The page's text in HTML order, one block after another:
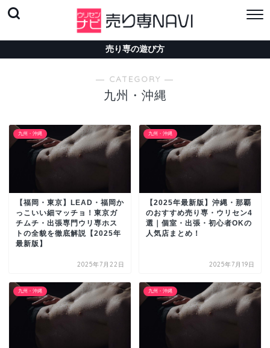
売り専の遊び方
― CATEGORY ―
九州・沖縄
九州・沖縄
【福岡・東京】LEAD・福岡か
っこいい細マッチョ！東京ガ
チムチ・出張専門ウリ専ホス
トの全貌を徹底解説【2025年
最新版】
2025年7月22日
九州・沖縄
【2025年最新版】沖縄・那覇
のおすすめ売り専・ウリセン4
選｜個室・出張・初心者OKの
人気店まとめ！
2025年7月19日
九州・沖縄 九州・沖縄